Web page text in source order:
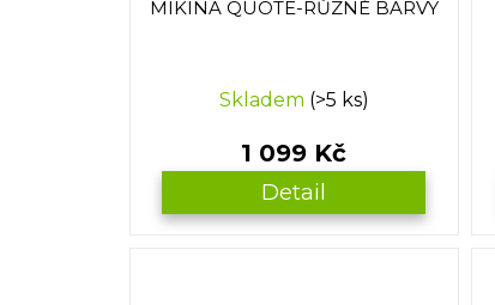
MIKINA QUOTE-RŮZNÉ BARVY
Skladem (>5 ks)
1 099 Kč
Detail